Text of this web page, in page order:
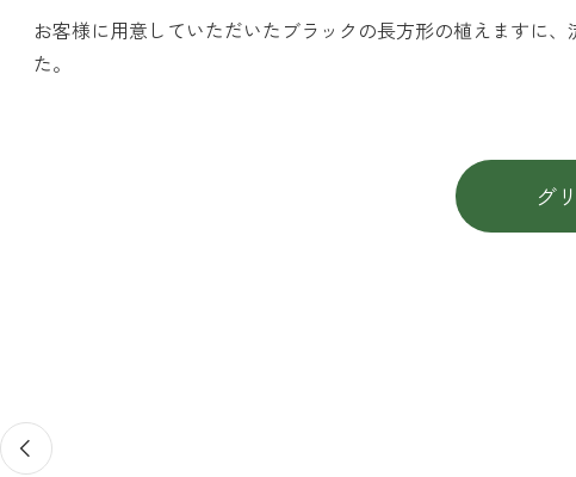
お客様に用意していただいたブラックの長方形の植えますに
た。
グ